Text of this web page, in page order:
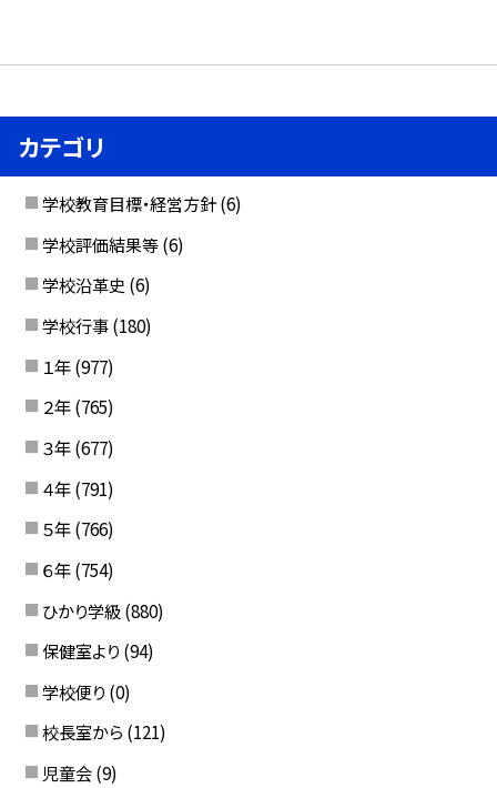
カテゴリ
学校教育目標・経営方針 (6)
学校評価結果等 (6)
学校沿革史 (6)
学校行事 (180)
１年 (977)
２年 (765)
３年 (677)
４年 (791)
５年 (766)
６年 (754)
ひかり学級 (880)
保健室より (94)
学校便り (0)
校長室から (121)
児童会 (9)